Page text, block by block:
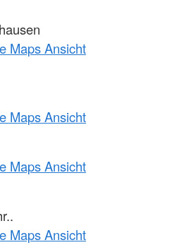
Maps Ansicht
Maps Ansicht
Maps Ansicht
Maps Ansicht